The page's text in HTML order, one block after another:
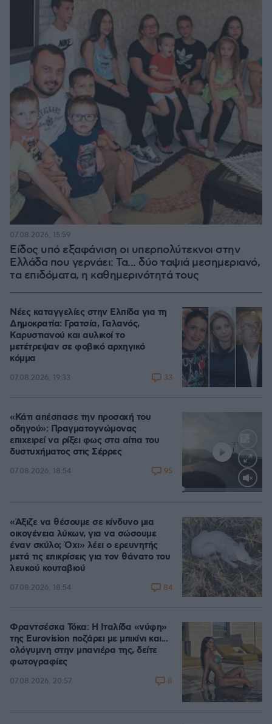
Είδος υπό εξαφάνιση οι υπερπολύτεκνοι στην
Ελλάδα που γερνάει: Τα... δύο ταψιά μεσημεριανό,
τα επιδόματα, η καθημερινότητά τους
07.08.2026, 15:59
Νέες καταγγελίες στην Ελπίδα για τη
Δημοκρατία: Γρατσία, Γαλανός,
Καρυστιανού και αυλικοί το
μετέτρεψαν σε φοβικό αρχηγικό
κόμμα
07.08.2026, 19:33 33
Loaded:
«Κάτι απέσπασε την προσοχή του
οδηγού»: Πραγματογνώμονας
επιχειρεί να ρίξει φως στα αίτια του
δυστυχήματος στις Σέρρες
07.08.2026, 18:54 95
«Άξιζε να θέσουμε σε κίνδυνο μια
οικογένεια λύκων, για να σώσουμε
έναν σκύλο; Όχι» λέει ο ερευνητής
μετά τις επικρίσεις για τον θάνατο του
λευκού κουταβιού
07.08.2026, 18:54 84
Φραντσέσκα Τόκα: Η Ιταλίδα «νύφη»
της Eurovision ποζάρει με μπικίνι και...
ολόγυμνη στην μπανιέρα της, δείτε
φωτογραφίες
07.08.2026, 20:57 8